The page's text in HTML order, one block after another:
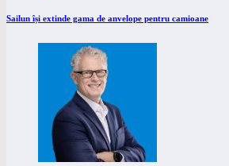
Sailun își extinde gama de anvelope pentru camioane